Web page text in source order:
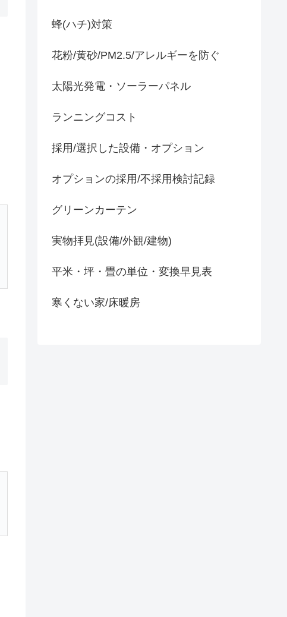
蜂(ハチ)対策
花粉/黄砂/PM2.5/アレルギーを防ぐ
太陽光発電・ソーラーパネル
ランニングコスト
採用/選択した設備・オプション
オプションの採用/不採用検討記録
グリーンカーテン
実物拝見(設備/外観/建物)
平米・坪・畳の単位・変換早見表
寒くない家/床暖房